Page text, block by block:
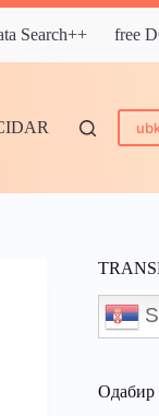
Search++ free
Одабир